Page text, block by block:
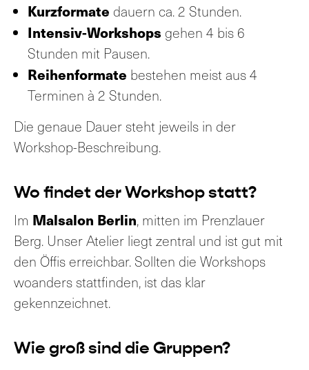
Kurzformate dauern ca. 2 Stunden.
Intensiv-Workshops gehen 4 bis 6
Stunden mit Pausen.
Reihenformate bestehen meist aus 4
Terminen à 2 Stunden.
Die genaue Dauer steht jeweils in der
Workshop-Beschreibung.
Wo findet der Workshop statt?
Im Malsalon Berlin, mitten im Prenzlauer
Berg. Unser Atelier liegt zentral und ist gut mit
den Öffis erreichbar. Sollten die Workshops
woanders stattfinden, ist das klar
gekennzeichnet.
Wie groß sind die Gruppen?